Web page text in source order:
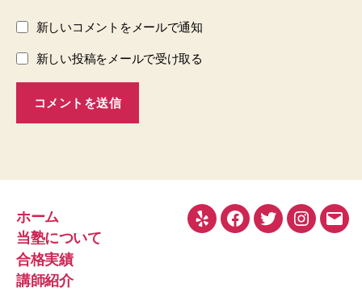
新しいコメントをメールで通知
新しい投稿をメールで受け取る
ホーム
当塾について
合格実績
講師紹介
Yelp Facebook
Twitter
メ